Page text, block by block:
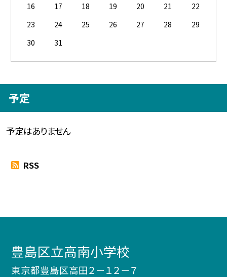
16
17 18 19 20 21
22
23
24 25 26 27 28
29
30
31
予定
予定はありません
RSS
豊島区立高南小学校
東京都豊島区高田２－１２－７